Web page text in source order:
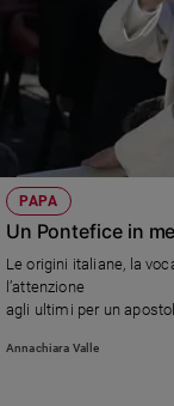
Registrati
Redazione
PAPA
Un Pontefice in
Le origini italiane, la
l’attenzione
agli ultimi per un
Annachiara Valle